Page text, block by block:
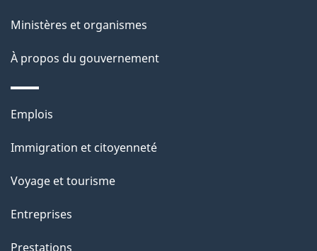
g
e
Ministères et organismes
À propos du gouvernement
Thèmes
sujets
Emplois
Immigration et citoyenneté
Voyage et tourisme
Entreprises
Prestations